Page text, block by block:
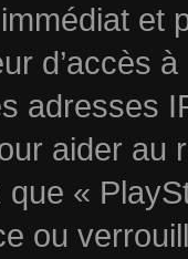
et
d’accès
adresses
aider au
«
ou